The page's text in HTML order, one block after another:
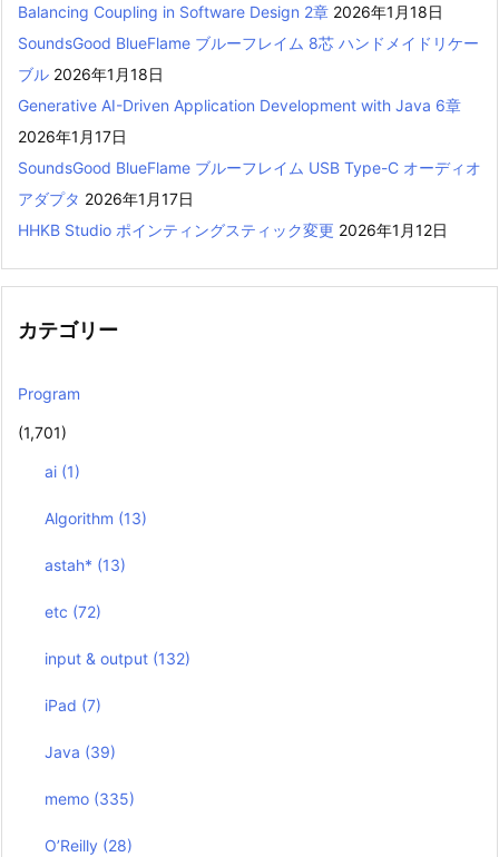
Balancing Coupling in Software Design 2章 2026年1月18日
SoundsGood BlueFlame ブルーフレイム 8芯 ハンドメイドリケー
ブル 2026年1月18日
Generative AI-Driven Application Development with Java 6章
2026年1月17日
SoundsGood BlueFlame ブルーフレイム USB Type-C オーディオ
アダプタ 2026年1月17日
HHKB Studio ポインティングスティック変更 2026年1月12日
カテゴリー
Program
(1,701)
ai (1)
Algorithm (13)
astah* (13)
etc (72)
input & output (132)
iPad (7)
Java (39)
memo (335)
O’Reilly (28)